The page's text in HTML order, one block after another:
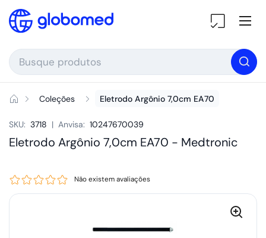
Ir para o conteúdo
Coleções Eletrodo Argônio 7,0cm EA70
SKU: 3718 | Anvisa: 10247670039
Eletrodo Argônio 7,0cm EA70 - Medtronic
Não existem avaliações